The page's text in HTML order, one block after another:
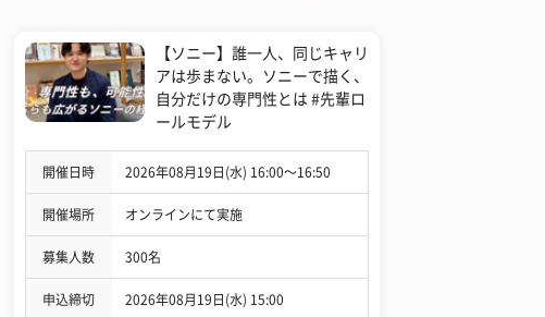
【ソニー】誰一人、同じキャリ
アは歩まない。ソニーで描く、
自分だけの専門性とは #先輩ロ
ールモデル
開催日時 2026年08月19日(水) 16:00〜16:50
開催場所 オンラインにて実施
募集人数 300名
申込締切 2026年08月19日(水) 15:00